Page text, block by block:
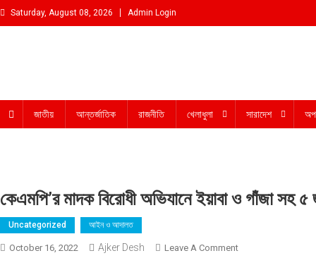
Skip
to
Saturday, August 08, 2026 Admin Login
জাতীয় আন্তর্জাতিক রাজনীতি খেলাধুলা সারাদেশ
কেএমপি’র মাদক বিরোধী অভিযানে ইয়াবা ও গাঁজা সহ
Uncategorized আইন ও আদালত
October 16, 2022 Ajker Desh Leave A CommentOn